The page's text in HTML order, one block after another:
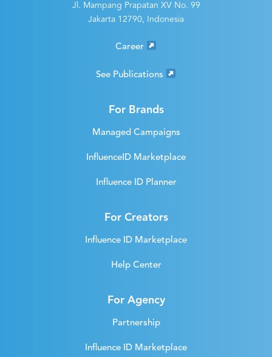
Jl. Mampang Prapatan XV No. 99
Jakarta 12790, Indonesia
Career
See Publications
For Brands
Managed Campaigns
InfluenceID Marketplace
Influence ID Planner
For Creators
Influence ID Marketplace
Help Center
For Agency
Partnership
Influence ID Marketplace